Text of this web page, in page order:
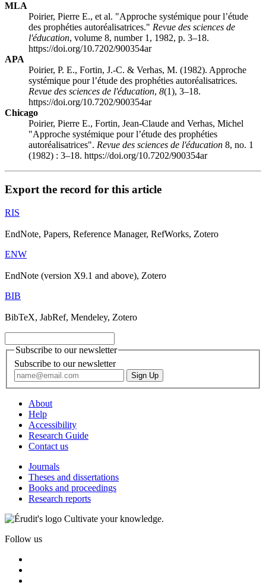
MLA
Poirier, Pierre E., et al. "Approche systémique pour l’étude
des prophéties autoréalisatrices." Revue des sciences de
l'éducation, volume 8, number 1, 1982, p. 3–18.
https://doi.org/10.7202/900354ar
APA
Poirier, P. E., Fortin, J.-C. & Verhas, M. (1982). Approche
systémique pour l’étude des prophéties autoréalisatrices.
Revue des sciences de l'éducation, 8(1), 3–18.
https://doi.org/10.7202/900354ar
Chicago
Poirier, Pierre E., Fortin, Jean-Claude and Verhas, Michel
"Approche systémique pour l’étude des prophéties
autoréalisatrices". Revue des sciences de l'éducation 8, no. 1
(1982) : 3–18. https://doi.org/10.7202/900354ar
Export the record for this article
RIS
EndNote, Papers, Reference Manager, RefWorks, Zotero
ENW
EndNote (version X9.1 and above), Zotero
BIB
BibTeX, JabRef, Mendeley, Zotero
Subscribe to our newsletter
Subscribe to our newsletter
About
Help
Accessibility
Research Guide
Contact us
Journals
Theses and dissertations
Books and proceedings
Research reports
Cultivate your knowledge.
Follow us